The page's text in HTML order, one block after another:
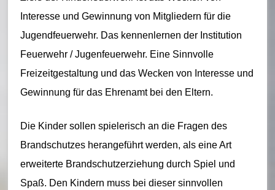
b
e
rg
Interesse und Gewinnung von Mitgliedern für die
Jugendfeuerwehr. Das kennenlernen der Institution
Feuerwehr / Jugenfeuerwehr. Eine Sinnvolle
Freizeitgestaltung und das Wecken von Interesse und
Gewinnung für das Ehrenamt bei den Eltern.
Die Kinder sollen spielerisch an die Fragen des
Brandschutzes herangeführt werden, als eine Art
erweiterte Brandschutzerziehung durch Spiel und
Spaß. Den Kindern muss bei dieser sinnvollen